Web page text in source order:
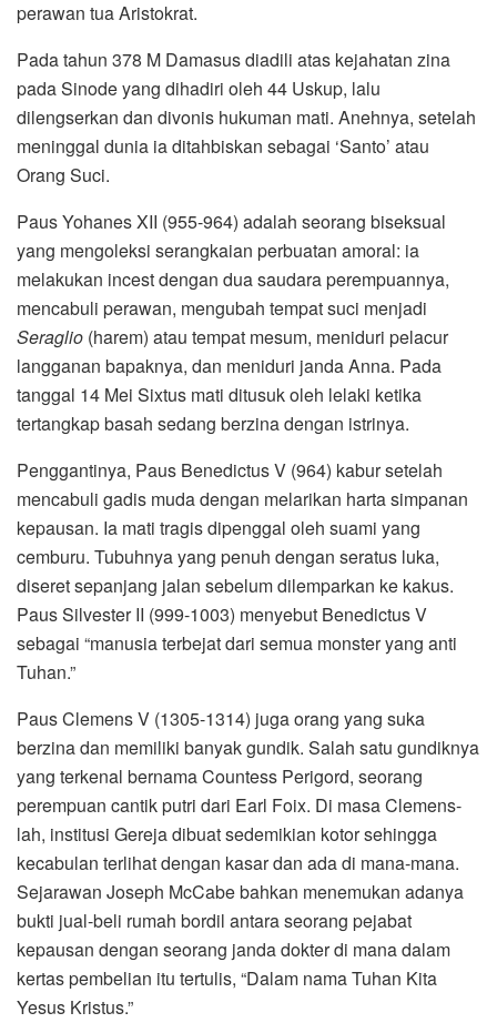
perawan tua Aristokrat.
Pada tahun 378 M Damasus diadili atas kejahatan zina
pada Sinode yang dihadiri oleh 44 Uskup, lalu
dilengserkan dan divonis hukuman mati. Anehnya, setelah
meninggal dunia ia ditahbiskan sebagai ‘Santo’ atau
Orang Suci.
Paus Yohanes XII (955-964) adalah seorang biseksual
yang mengoleksi serangkaian perbuatan amoral: ia
melakukan incest dengan dua saudara perempuannya,
mencabuli perawan, mengubah tempat suci menjadi
Seraglio (harem) atau tempat mesum, meniduri pelacur
langganan bapaknya, dan meniduri janda Anna. Pada
tanggal 14 Mei Sixtus mati ditusuk oleh lelaki ketika
tertangkap basah sedang berzina dengan istrinya.
Penggantinya, Paus Benedictus V (964) kabur setelah
mencabuli gadis muda dengan melarikan harta simpanan
kepausan. Ia mati tragis dipenggal oleh suami yang
cemburu. Tubuhnya yang penuh dengan seratus luka,
diseret sepanjang jalan sebelum dilemparkan ke kakus.
Paus Silvester II (999-1003) menyebut Benedictus V
sebagai “manusia terbejat dari semua monster yang anti
Tuhan.”
Paus Clemens V (1305-1314) juga orang yang suka
berzina dan memiliki banyak gundik. Salah satu gundiknya
yang terkenal bernama Countess Perigord, seorang
perempuan cantik putri dari Earl Foix. Di masa Clemens-
lah, institusi Gereja dibuat sedemikian kotor sehingga
kecabulan terlihat dengan kasar dan ada di mana-mana.
Sejarawan Joseph McCabe bahkan menemukan adanya
bukti jual-beli rumah bordil antara seorang pejabat
kepausan dengan seorang janda dokter di mana dalam
kertas pembelian itu tertulis, “Dalam nama Tuhan Kita
Yesus Kristus.”